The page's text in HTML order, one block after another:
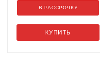
КУПИТЬ
В РАССРОЧКУ